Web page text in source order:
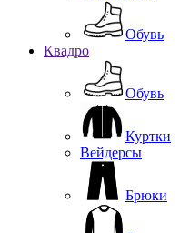
Обувь
Квадро
Обувь
Куртки
Вейдерсы
Брюки